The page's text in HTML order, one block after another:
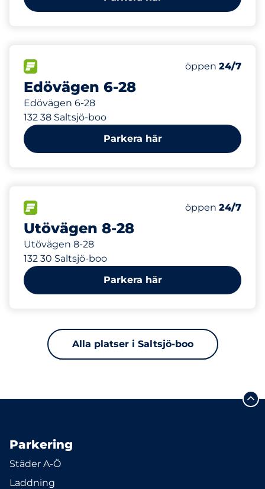
Edövägen 6-28
Edövägen 6-28
132 38 Saltsjö-boo
Antal
Totalt antal
Lördag
öppen 24/7
79 m
Parkera här
Utövägen 8-28
Utövägen 8-28
132 30 Saltsjö-boo
Antal
Totalt antal
Lördag
öppen 24/7
233 m
Parkera här
Alla platser i Saltsjö-boo
Parkering
Städer A-Ö
Laddning